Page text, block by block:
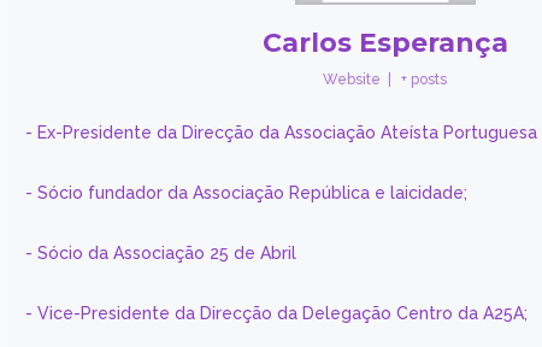
Carlos Esperança
Website + posts
- Ex-Presidente da Direcção da Associação Ateísta Portuguesa
- Sócio fundador da Associação República e laicidade;
- Sócio da Associação 25 de Abril
- Vice-Presidente da Direcção da Delegação Centro da A25A;